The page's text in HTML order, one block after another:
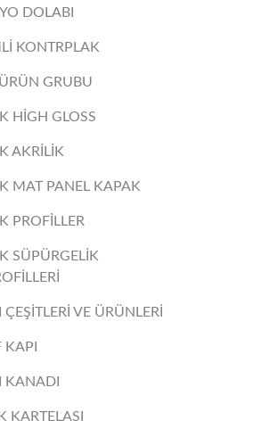
DOLABI
KONTRPLAK
GRUBU
HİGH GLOSS
AKRİLİK
MAT PANEL KAPAK
PROFİLLER
SÜPÜRGELİK
ÇEŞİTLERİ VE ÜRÜNLERİ
KAPI
KANADI
KARTELASI